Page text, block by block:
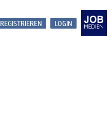
LOGIN
REGISTRIEREN